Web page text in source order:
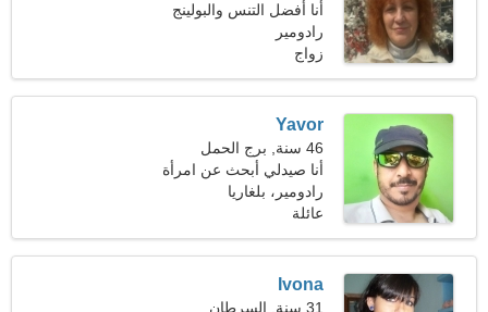
أنا أفضل التنس والبولينج
رادومير
زواج
Yavor
46 سنة, برج الحمل
أنا صيدلي أبحث عن امرأة
ذكية
رادومير، بلغاريا
عائلة
Ivona
31 سنة, السرطان